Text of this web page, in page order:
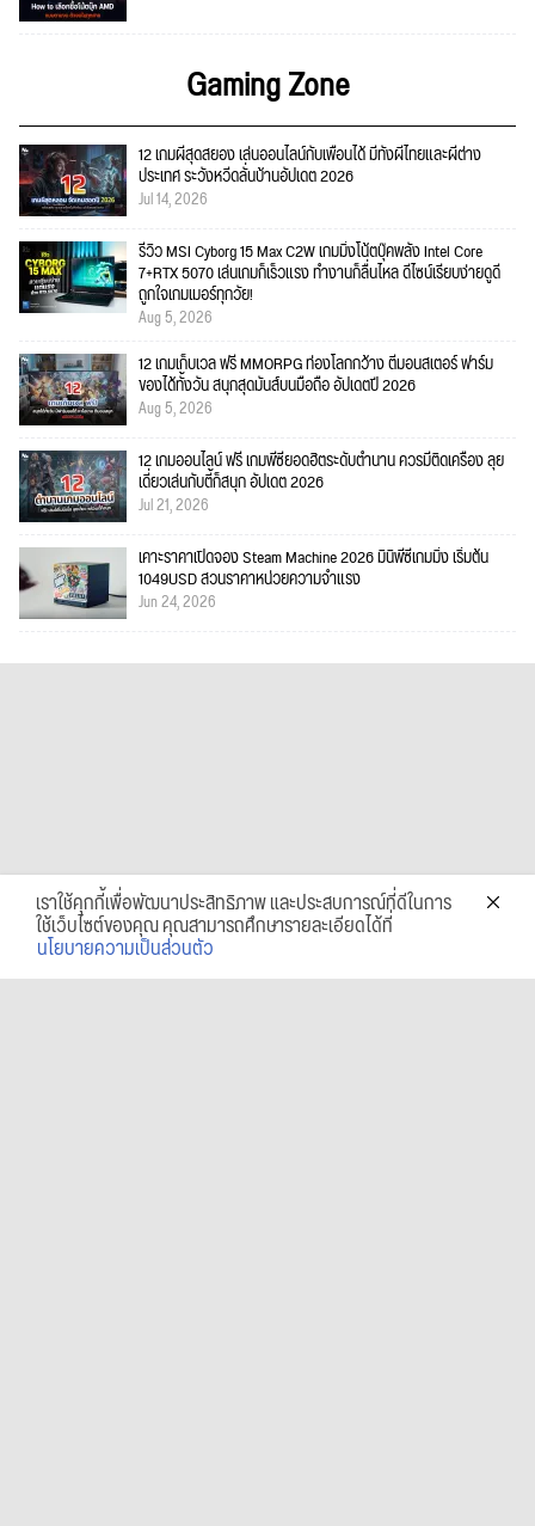
Gaming Zone
12 เกมผีสุดสยอง เล่นออนไลน์กับเพื่อนได้ มีทั้งผีไทยและผีต่าง
ประเทศ ระวังหวีดลั่นบ้านอัปเดต 2026
Jul 14, 2026
รีวิว MSI Cyborg 15 Max C2W เกมมิ่งโน้ตบุ๊คพลัง Intel Core
7+RTX 5070 เล่นเกมก็เร็วแรง ทำงานก็ลื่นไหล ดีไซน์เรียบง่ายดูดี
ถูกใจเกมเมอร์ทุกวัย!
Aug 5, 2026
12 เกมเก็บเวล ฟรี MMORPG ท่องโลกกว้าง ตีมอนสเตอร์ ฟาร์ม
ของได้ทั้งวัน สนุกสุดมันส์บนมือถือ อัปเดตปี 2026
Aug 5, 2026
12 เกมออนไลน์ ฟรี เกมพีซียอดฮิตระดับตำนาน ควรมีติดเครื่อง ลุย
เดี่ยวเล่นกับตี้ก็สนุก อัปเดต 2026
Jul 21, 2026
เคาะราคาเปิดจอง Steam Machine 2026 มินิพีซีเกมมิ่ง เริ่มต้น
1049USD สวนราคาหน่วยความจำแรง
Jun 24, 2026
เราใช้คุกกี้เพื่อพัฒนาประสิทธิภาพ และประสบการณ์ที่ดีในการ
ใช้เว็บไซต์ของคุณ คุณสามารถศึกษารายละเอียดได้ที่
นโยบายความเป็นส่วนตัว